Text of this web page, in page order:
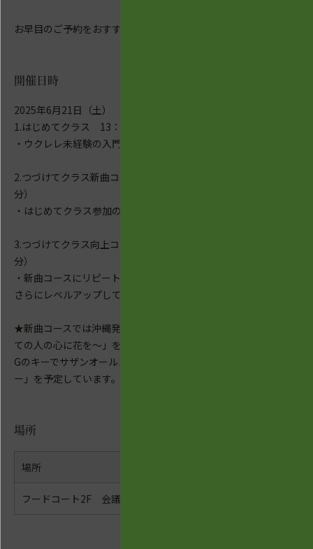
お早目のご予約をおすすめします！
開催日時
2025年6月21日（土）
1.はじめてクラス 13：00-14：00（60分）
・ウクレレ未経験の入門者レベル方にお勧めです。
2.つづけてクラス新曲コース 14：15-15：15（60
分）
・はじめてクラス参加の方にお勧めするコース。
3.つづけてクラス向上コース 15：30-16：30（60
分）
・新曲コースにリピート参加してくれている方々に、
さらにレベルアップしていただくためのコース。
★新曲コースでは沖縄発のスタンダード曲「花～すべ
ての人の心に花を～」をCのキーで。向上コースでは
Gのキーでサザンオールスタースの「いとしのエリ
ー」を予定しています。
場所
場所
フードコート2F 会議室